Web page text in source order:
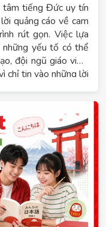
tiếng Đức uy tín
quảng cáo về cam
rút gọn. Việc lựa
những yếu tố có thể
đội ngũ giáo viên,
chỉ tin vào những lời
độ từ A1 đến B1,
học để du học nghề
dung dưới đây sẽ
một trung tâm tiếng
đạt B1 và các hình